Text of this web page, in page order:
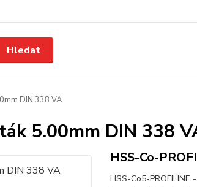
Hledat
DIN 338 VA
5.00mm DIN 338
HSS-Co-
HSS-Co5-